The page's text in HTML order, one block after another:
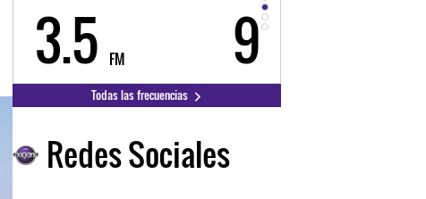
98.3 94.3
Todas las frecuencias
Redes Sociales